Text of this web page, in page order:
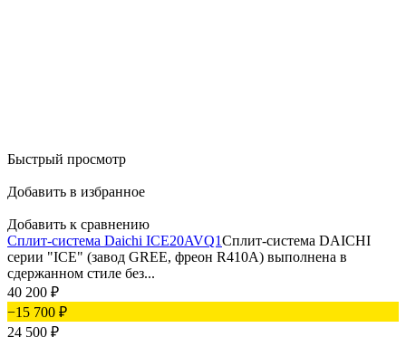
Быстрый просмотр
Добавить в избранное
Добавить к сравнению
Сплит-система Daichi ICE20AVQ1Сплит-система DAICHI
серии "ICE" (завод GREE, фреон R410A) выполнена в
сдержанном стиле без...
40 200 ₽
−15 700 ₽
24 500 ₽